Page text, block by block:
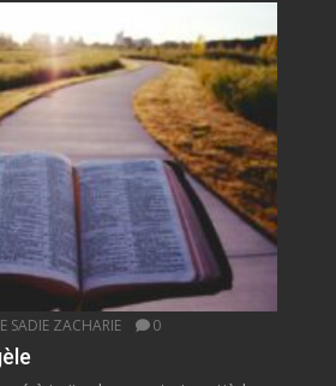
SADIE ZACHARIE 0